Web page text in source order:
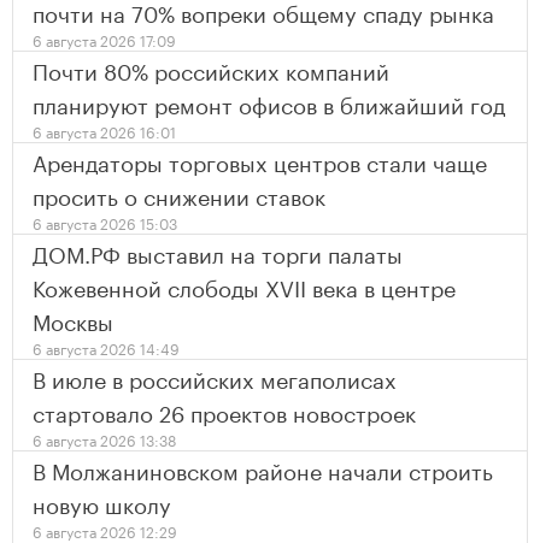
почти на 70% вопреки общему спаду рынка
6 августа 2026 17:09
Почти 80% российских компаний
планируют ремонт офисов в ближайший год
6 августа 2026 16:01
Арендаторы торговых центров стали чаще
просить о снижении ставок
6 августа 2026 15:03
ДОМ.РФ выставил на торги палаты
Кожевенной слободы XVII века в центре
Москвы
6 августа 2026 14:49
В июле в российских мегаполисах
стартовало 26 проектов новостроек
6 августа 2026 13:38
В Молжаниновском районе начали строить
новую школу
6 августа 2026 12:29